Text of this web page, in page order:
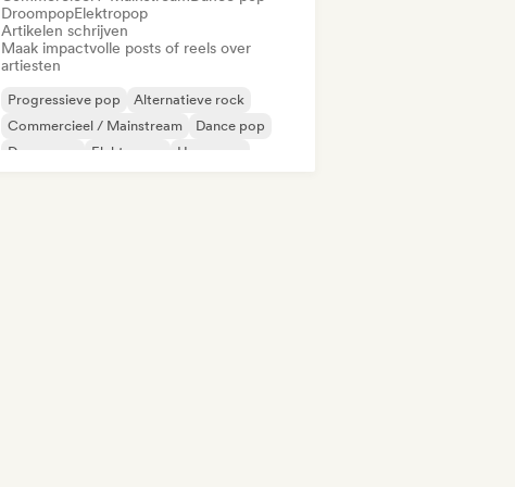
DroompopElektropop
Artikelen schrijven
Maak impactvolle posts of reels over
artiesten
Progressieve pop
Alternatieve rock
Commercieel / Mainstream
Dance pop
Droompop
Elektropop
Hyperpop